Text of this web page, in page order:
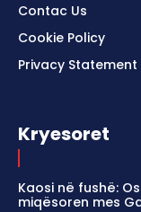
Contac Us
Cookie Policy
Privacy Statement
Kryesoret
Kaosi në fushë:
miqësoren mes